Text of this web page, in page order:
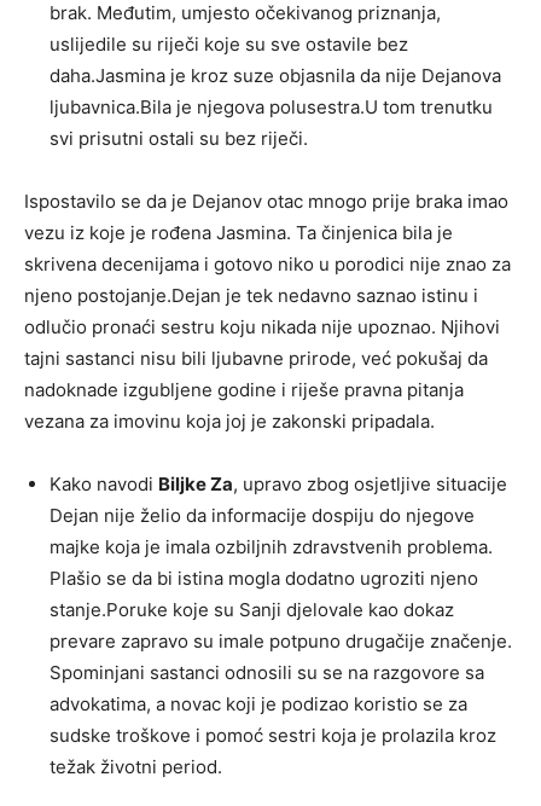
brak. Međutim, umjesto očekivanog priznanja,
uslijedile su riječi koje su sve ostavile bez
daha.Jasmina je kroz suze objasnila da nije Dejanova
ljubavnica.Bila je njegova polusestra.U tom trenutku
svi prisutni ostali su bez riječi.
Ispostavilo se da je Dejanov otac mnogo prije braka imao
vezu iz koje je rođena Jasmina. Ta činjenica bila je
skrivena decenijama i gotovo niko u porodici nije znao za
njeno postojanje.Dejan je tek nedavno saznao istinu i
odlučio pronaći sestru koju nikada nije upoznao. Njihovi
tajni sastanci nisu bili ljubavne prirode, već pokušaj da
nadoknade izgubljene godine i riješe pravna pitanja
vezana za imovinu koja joj je zakonski pripadala.
Kako navodi Biljke Za, upravo zbog osjetljive situacije
Dejan nije želio da informacije dospiju do njegove
majke koja je imala ozbiljnih zdravstvenih problema.
Plašio se da bi istina mogla dodatno ugroziti njeno
stanje.Poruke koje su Sanji djelovale kao dokaz
prevare zapravo su imale potpuno drugačije značenje.
Spominjani sastanci odnosili su se na razgovore sa
advokatima, a novac koji je podizao koristio se za
sudske troškove i pomoć sestri koja je prolazila kroz
težak životni period.